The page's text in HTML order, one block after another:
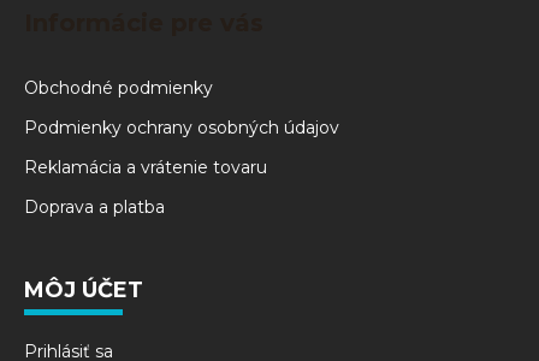
Obchodné podmienky
Podmienky ochrany osobných údajov
Reklamácia a vrátenie tovaru
Doprava a platba
MÔJ ÚČET
Prihlásiť sa